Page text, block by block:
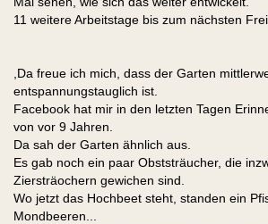
11 weitere Arbeitstage bis zum nächsten
,Da freue ich mich, dass der Garten
entspannungstauglich ist.
Facebook hat mir in den letzten Tagen
von vor 9 Jahren.
Da sah der Garten ähnlich aus.
Es gab noch ein paar Obststräucher, die
Ziersträochern gewichen sind.
Wo jetzt das Hochbeet steht, standen ein
Mondbeeren...